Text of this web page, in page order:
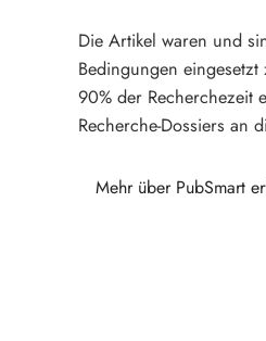
Die Artikel waren und
Bedingungen
90% der Recherchezeit
Recherche-Dossiers an
Mehr über PubSmart